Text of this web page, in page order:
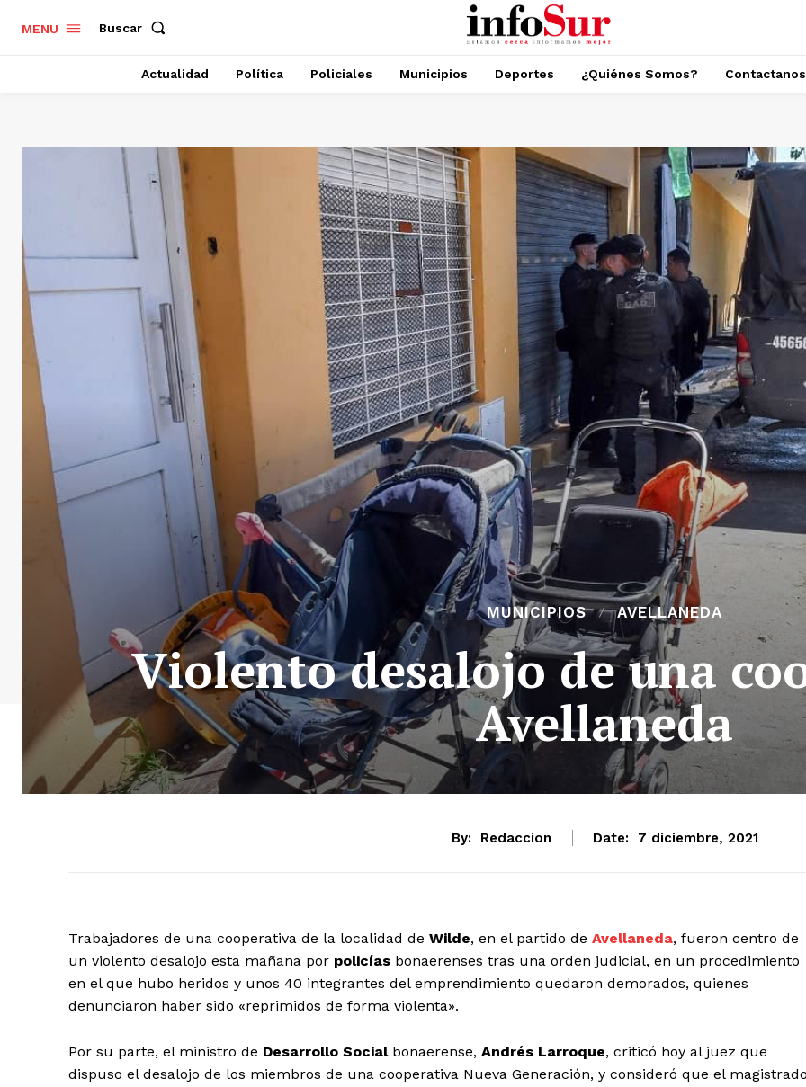
MENU Buscar
Actualidad Política Policiales Municipios Deportes ¿Quiénes Somos? Contactanos
MUNICIPIOS AVELLANEDA
Violento desalojo de una
Avellaneda
By: Redaccion Date: 7 diciembre, 2021
Trabajadores de una cooperativa de la localidad de Wilde, en el partido de Avellaneda, fueron centro de
un violento desalojo esta mañana por policías bonaerenses tras una orden judicial, en un procedimiento
en el que hubo heridos y unos 40 integrantes del emprendimiento quedaron demorados, quienes
denunciaron haber sido «reprimidos de forma violenta».
Por su parte, el ministro de Desarrollo Socialbonaerense, Andrés Larroque, criticó hoy al juez que
dispuso el desalojo de los miembros de una cooperativa Nueva Generación, y consideró que el